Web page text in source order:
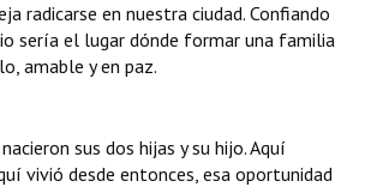
radicarse en nuestra ciudad. Confiando
sería el lugar dónde formar una familia
amable y en paz.
sus dos hijas y su hijo. Aquí
vivió desde entonces, esa oportunidad